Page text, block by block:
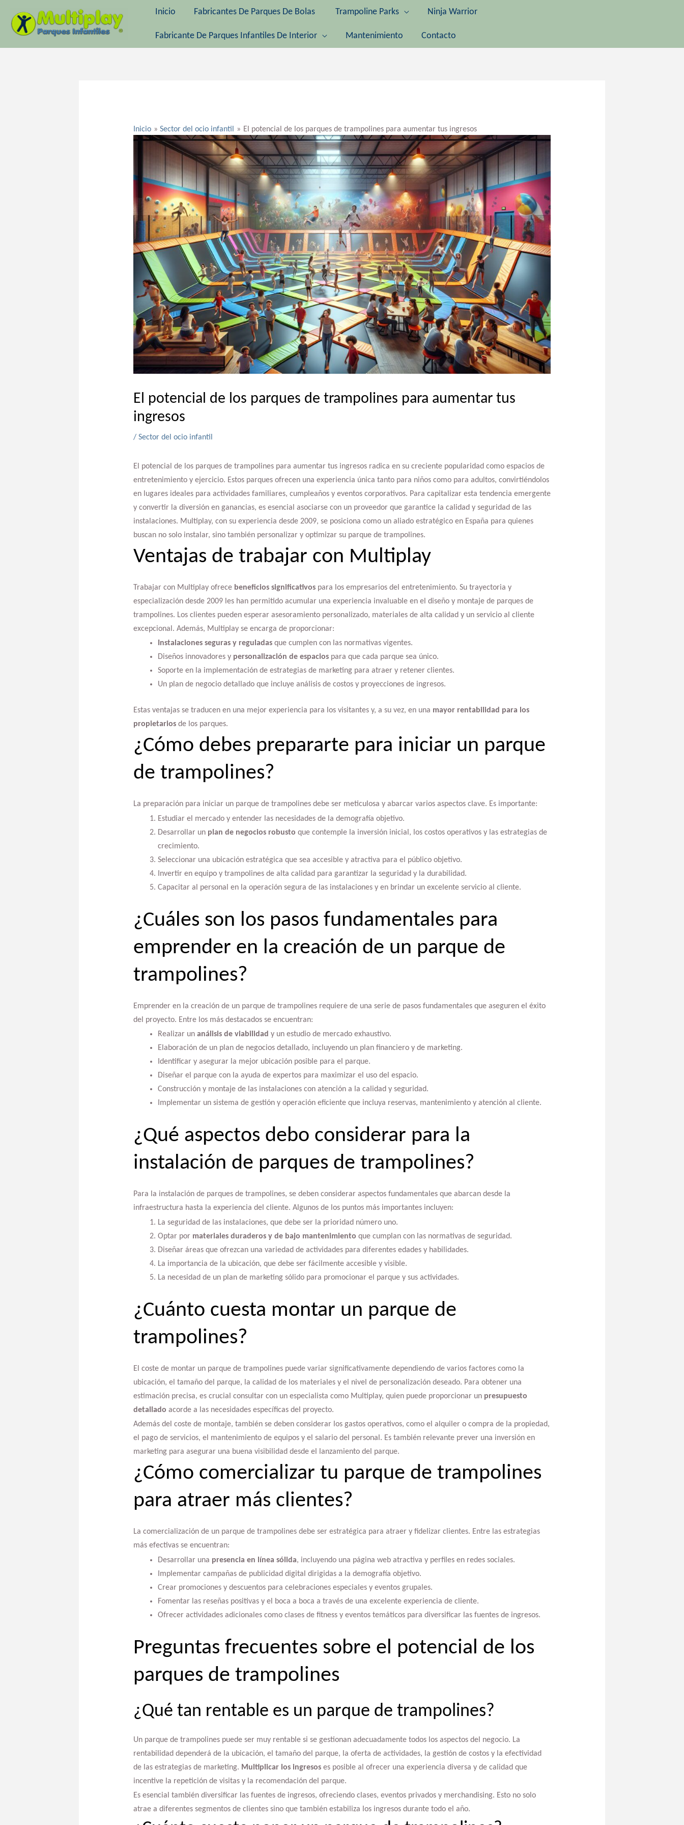
contenido
Inicio Fabricantes De Parques De Bolas Trampoline Parks Ninja Warrior
Fabricante De Parques Infantiles De Interior Mantenimiento Contacto
Inicio Sector del ocio infantil El potencial de los parques de trampolines para aumentar tus ingresos
El potencial de los parques de trampolines para aumentar tus
ingresos
/ Sector del ocio infantil
El potencial de los parques de trampolines para aumentar tus ingresos radica en su creciente popularidad como espacios de
entretenimiento y ejercicio. Estos parques ofrecen una experiencia única tanto para niños como para adultos, convirtiéndolos
en lugares ideales para actividades familiares, cumpleaños y eventos corporativos. Para capitalizar esta tendencia emergente
y convertir la diversión en ganancias, es esencial asociarse con un proveedor que garantice la calidad y seguridad de las
instalaciones. Multiplay, con su experiencia desde 2009, se posiciona como un aliado estratégico en España para quienes
buscan no solo instalar, sino también personalizar y optimizar su parque de trampolines.
Ventajas de trabajar con Multiplay
Trabajar con Multiplay ofrece beneficios significativospara los empresarios del entretenimiento. Su trayectoria y
especialización desde 2009 les han permitido acumular una experiencia invaluable en el diseño y montaje de parques de
trampolines. Los clientes pueden esperar asesoramiento personalizado, materiales de alta calidad y un servicio al cliente
excepcional. Además, Multiplay se encarga de proporcionar:
Instalaciones seguras y reguladasque cumplen con las normativas vigentes.
Diseños innovadores y personalización de espaciospara que cada parque sea único.
Soporte en la implementación de estrategias de marketing para atraer y retener clientes.
Un plan de negocio detallado que incluye análisis de costos y proyecciones de ingresos.
Estas ventajas se traducen en una mejor experiencia para los visitantes y, a su vez, en una mayor rentabilidad para los
propietariosde los parques.
¿Cómo debes prepararte para iniciar un parque
de trampolines?
La preparación para iniciar un parque de trampolines debe ser meticulosa y abarcar varios aspectos clave. Es importante:
Estudiar el mercado y entender las necesidades de la demografía objetivo.
Desarrollar un plan de negocios robusto que contemple la inversión inicial, los costos operativos y las estrategias de
crecimiento.
Seleccionar una ubicación estratégica que sea accesible y atractiva para el público objetivo.
Invertir en equipo y trampolines de alta calidad para garantizar la seguridad y la durabilidad.
Capacitar al personal en la operación segura de las instalaciones y en brindar un excelente servicio al cliente.
¿Cuáles son los pasos fundamentales para
emprender en la creación de un parque de
trampolines?
Emprender en la creación de un parque de trampolines requiere de una serie de pasos fundamentales que aseguren el éxito
del proyecto. Entre los más destacados se encuentran:
Realizar un análisis de viabilidad y un estudio de mercado exhaustivo.
Elaboración de un plan de negocios detallado, incluyendo un plan financiero y de marketing.
Identificar y asegurar la mejor ubicación posible para el parque.
Diseñar el parque con la ayuda de expertos para maximizar el uso del espacio.
Construcción y montaje de las instalaciones con atención a la calidad y seguridad.
Implementar un sistema de gestión y operación eficiente que incluya reservas, mantenimiento y atención al cliente.
¿Qué aspectos debo considerar para la
instalación de parques de trampolines?
Para la instalación de parques de trampolines, se deben considerar aspectos fundamentales que abarcan desde la
infraestructura hasta la experiencia del cliente. Algunos de los puntos más importantes incluyen:
La seguridad de las instalaciones, que debe ser la prioridad número uno.
Optar por materiales duraderos y de bajo mantenimiento que cumplan con las normativas de seguridad.
Diseñar áreas que ofrezcan una variedad de actividades para diferentes edades y habilidades.
La importancia de la ubicación, que debe ser fácilmente accesible y visible.
La necesidad de un plan de marketing sólido para promocionar el parque y sus actividades.
¿Cuánto cuesta montar un parque de
trampolines?
El coste de montar un parque de trampolines puede variar significativamente dependiendo de varios factores como la
ubicación, el tamaño del parque, la calidad de los materiales y el nivel de personalización deseado. Para obtener una
estimación precisa, es crucial consultar con un especialista como Multiplay, quien puede proporcionar un presupuesto
detallado acorde a las necesidades específicas del proyecto.
Además del coste de montaje, también se deben considerar los gastos operativos, como el alquiler o compra de la propiedad,
el pago de servicios, el mantenimiento de equipos y el salario del personal. Es también relevante prever una inversión en
marketing para asegurar una buena visibilidad desde el lanzamiento del parque.
¿Cómo comercializar tu parque de trampolines
para atraer más clientes?
La comercialización de un parque de trampolines debe ser estratégica para atraer y fidelizar clientes. Entre las estrategias
más efectivas se encuentran:
Desarrollar una presencia en línea sólida, incluyendo una página web atractiva y perfiles en redes sociales.
Implementar campañas de publicidad digital dirigidas a la demografía objetivo.
Crear promociones y descuentos para celebraciones especiales y eventos grupales.
Fomentar las reseñas positivas y el boca a boca a través de una excelente experiencia de cliente.
Ofrecer actividades adicionales como clases de fitness y eventos temáticos para diversificar las fuentes de ingresos.
Preguntas frecuentes sobre el potencial de los
parques de trampolines
¿Qué tan rentable es un parque de trampolines?
Un parque de trampolines puede ser muy rentable si se gestionan adecuadamente todos los aspectos del negocio. La
rentabilidad dependerá de la ubicación, el tamaño del parque, la oferta de actividades, la gestión de costos y la efectividad
de las estrategias de marketing. Multiplicar los ingresoses posible al ofrecer una experiencia diversa y de calidad que
incentive la repetición de visitas y la recomendación del parque.
Es esencial también diversificar las fuentes de ingresos, ofreciendo clases, eventos privados y merchandising. Esto no solo
atrae a diferentes segmentos de clientes sino que también estabiliza los ingresos durante todo el año.